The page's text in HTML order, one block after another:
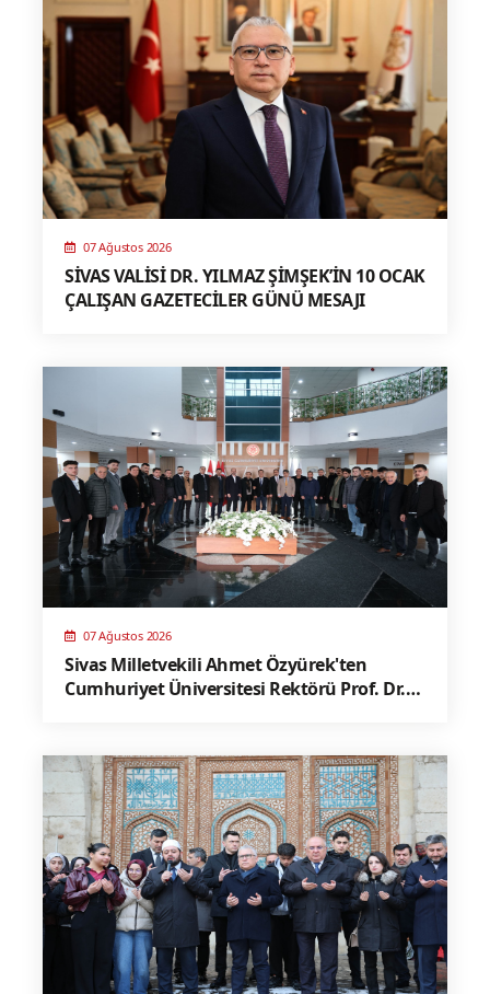
07 Ağustos 2026
SİVAS VALİSİ DR. YILMAZ ŞİMŞEK’İN 10 OCAK
ÇALIŞAN GAZETECİLER GÜNÜ MESAJI
07 Ağustos 2026
Sivas Milletvekili Ahmet Özyürek'ten
Cumhuriyet Üniversitesi Rektörü Prof. Dr.